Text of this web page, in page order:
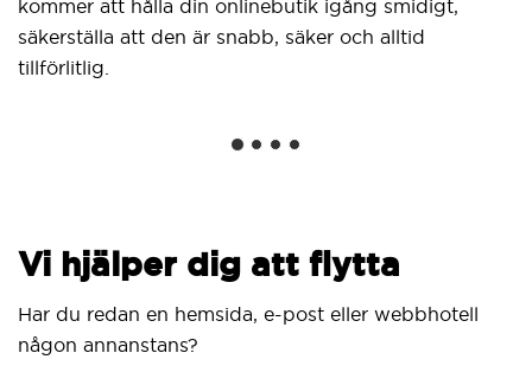
att hålla din onlinebutik igång smidigt,
att den är snabb, säker och alltid
hjälper dig att flytta
du redan en hemsida, e-post eller webbhotell
annanstans?